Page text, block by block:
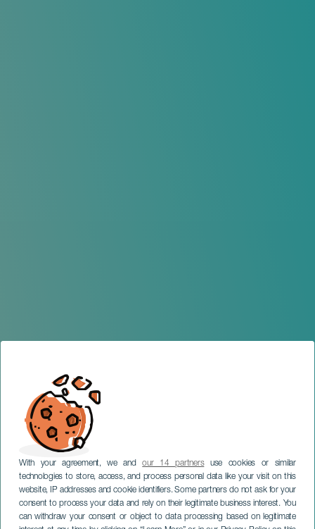
With your agreement, we andour 14 partnersuse cookies or similar
technologies to store, access, and process personal data like your visit on this
website, IP addresses and cookie identifiers. Some partners do not ask for your
consent to process your data and rely on their legitimate business interest. You
can withdraw your consent or object to data processing based on legitimate
LANZAROTE